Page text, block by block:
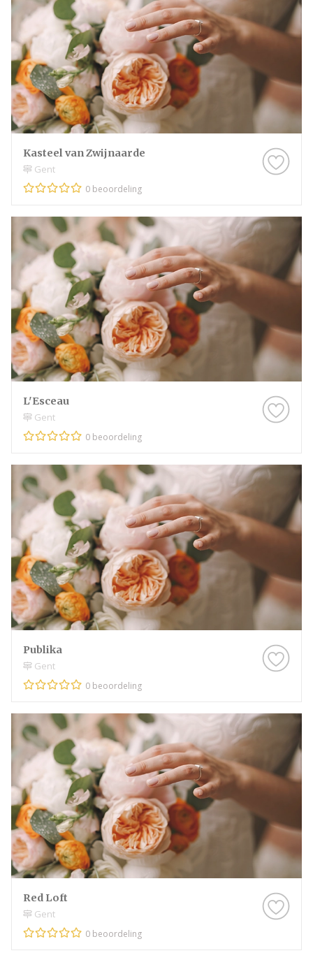
Kasteel van Zwijnaarde
Gent
0 beoordeling
L'Esceau
Gent
0 beoordeling
Publika
Gent
0 beoordeling
Red Loft
Gent
0 beoordeling